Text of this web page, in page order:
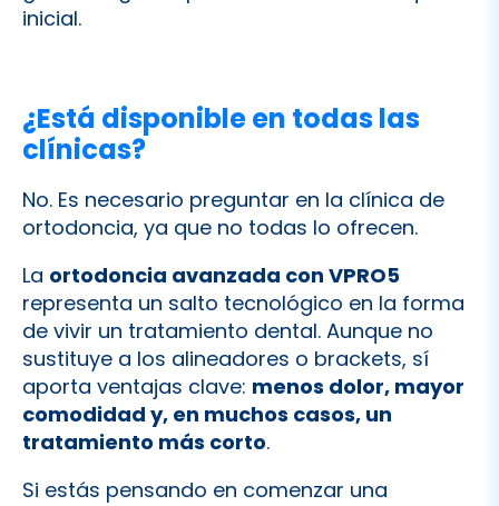
inicial.
¿Está disponible en todas las
clínicas?
No. Es necesario preguntar en la clínica de
ortodoncia, ya que no todas lo ofrecen.
La ortodoncia avanzada con VPRO5
representa un salto tecnológico en la forma
de vivir un tratamiento dental. Aunque no
sustituye a los alineadores o brackets, sí
aporta ventajas clave: menos dolor, mayor
comodidad y, en muchos casos, un
tratamiento más corto.
Si estás pensando en comenzar una